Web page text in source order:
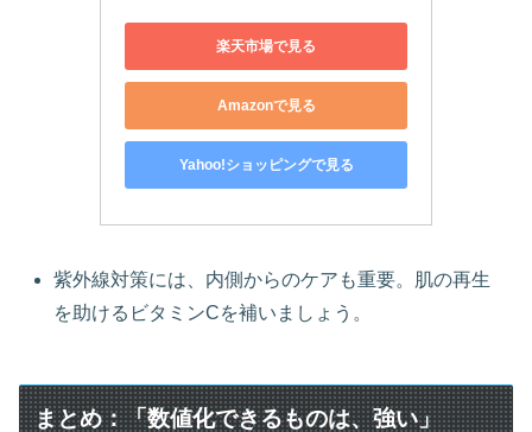
楽天市場で見る
Amazonで見る
Yahoo!ショッピングで見る
紫外線対策には、内側からのケアも重要。肌の再生
を助けるビタミンCを補いましょう。
まとめ：「数値化できるものは、強い」